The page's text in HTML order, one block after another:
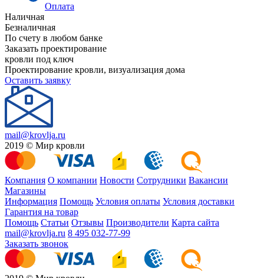
Оплата
Наличная
Безналичная
По счету в любом банке
Заказать проектирование
кровли под ключ
Проектирование кровли, визуализация дома
Оставить заявку
mail@krovlja.ru
2019 © Мир кровли
Компания О компании Новости Сотрудники Вакансии
Магазины
Информация Помощь Условия оплаты Условия доставки
Гарантия на товар
Помощь Статьи Отзывы Производители Карта сайта
mail@krovlja.ru 8 495 032-77-99
Заказать звонок